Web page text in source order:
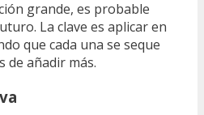
grande, es probable
La clave es aplicar en
que cada una se seque
de añadir más.